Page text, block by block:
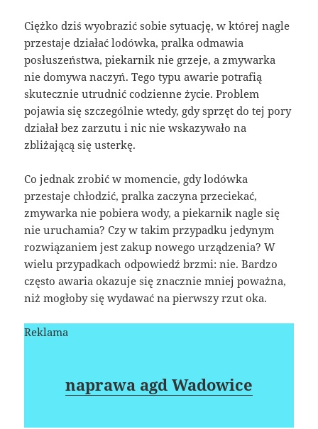
Ciężko dziś wyobrazić sobie sytuację, w której nagle
przestaje działać lodówka, pralka odmawia
posłuszeństwa, piekarnik nie grzeje, a zmywarka
nie domywa naczyń. Tego typu awarie potrafią
skutecznie utrudnić codzienne życie. Problem
pojawia się szczególnie wtedy, gdy sprzęt do tej pory
działał bez zarzutu i nic nie wskazywało na
zbliżającą się usterkę.
Co jednak zrobić w momencie, gdy lodówka
przestaje chłodzić, pralka zaczyna przeciekać,
zmywarka nie pobiera wody, a piekarnik nagle się
nie uruchamia? Czy w takim przypadku jedynym
rozwiązaniem jest zakup nowego urządzenia? W
wielu przypadkach odpowiedź brzmi: nie. Bardzo
często awaria okazuje się znacznie mniej poważna,
niż mogłoby się wydawać na pierwszy rzut oka.
Reklama
naprawa agd Wadowice